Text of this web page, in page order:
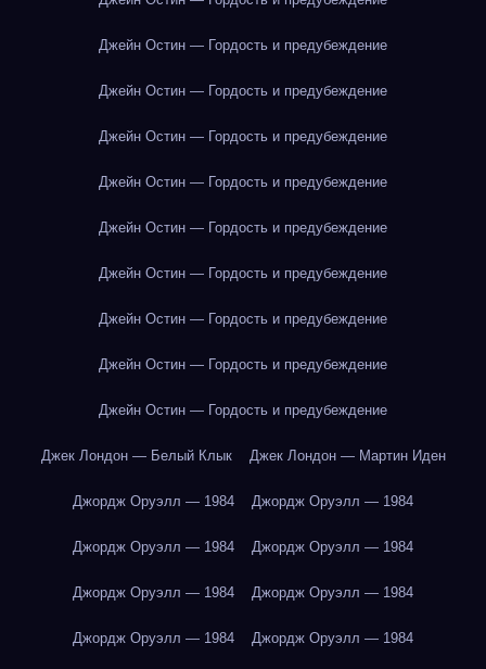
Джейн Остин — Гордость и предубеждение
Джейн Остин — Гордость и предубеждение
Джейн Остин — Гордость и предубеждение
Джейн Остин — Гордость и предубеждение
Джейн Остин — Гордость и предубеждение
Джейн Остин — Гордость и предубеждение
Джейн Остин — Гордость и предубеждение
Джейн Остин — Гордость и предубеждение
Джейн Остин — Гордость и предубеждение
Джек Лондон — Белый Клык Джек Лондон — Мартин Иден
Джордж Оруэлл — 1984 Джордж Оруэлл — 1984
Джордж Оруэлл — 1984 Джордж Оруэлл — 1984
Джордж Оруэлл — 1984 Джордж Оруэлл — 1984
Джордж Оруэлл — 1984 Джордж Оруэлл — 1984